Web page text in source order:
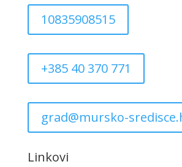
10835908515
+385 40 370 771
grad@mursko-
Linkovi